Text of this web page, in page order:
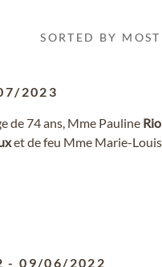
SORTED BY
2023
de 74 ans, Mme Pauline
et de feu Mme Marie-
-09/06/2022